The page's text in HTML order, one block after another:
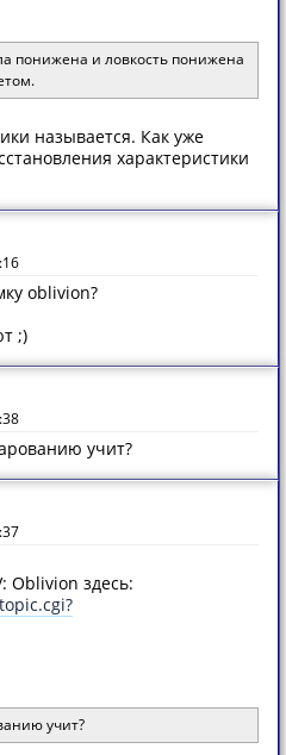
понижена и ловкость понижена
называется. Как уже
характеристики
oblivion?
;)
учит?
Oblivion здесь:
учит?